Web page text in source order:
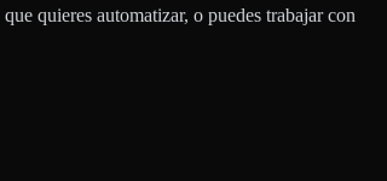
quieres automatizar, o puedes trabajar con